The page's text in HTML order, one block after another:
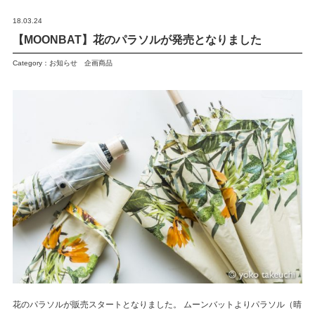
18.03.24
【MOONBAT】花のパラソルが発売となりました
Category： お知らせ 企画商品
花のパラソルが販売スタートとなりました。 ムーンバットよりパラソル（晴